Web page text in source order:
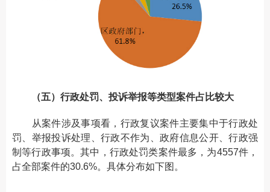
（五）行政处罚、投诉举报等类型案件占比较大
从案件涉及事项看，行政复议案件主要集中于行政处
罚、举报投诉处理、行政不作为、政府信息公开、行政强
制等行政事项。其中，行政处罚类案件最多，为4557件，
占全部案件的30.6%。具体分布如下图。